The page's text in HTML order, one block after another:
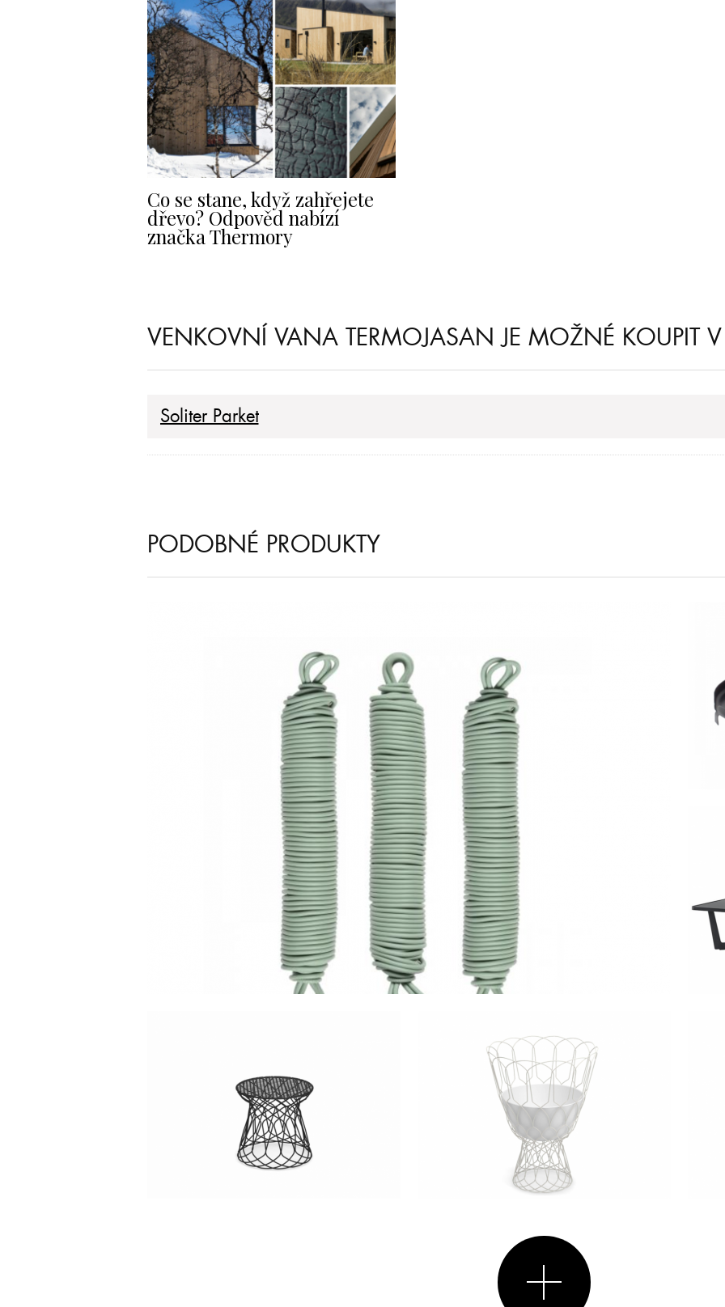
Co se stane, když zahřejete
dřevo? Odpověd nabízí
značka Thermory
VENKOVNÍ VANA TERMOJASAN JE MOŽNÉ KOUPIT V
Soliter Parket
PODOBNÉ PRODUKTY